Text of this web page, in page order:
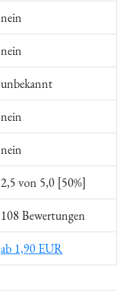
nein
nein
unbekannt
nein
nein
2,5 von 5,0 [50%]
108 Bewertungen
ab 1,90 EUR